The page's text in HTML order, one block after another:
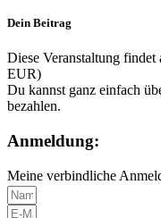
Dein Beitrag
Diese Veranstaltung findet
EUR)
Du kannst ganz einfach
bezahlen.
Anmeldung:
Meine verbindliche